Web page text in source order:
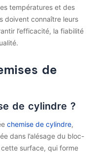
températures et des
doivent connaître leurs
l’efficacité, la fiabilité
de
de cylindre ?
chemise de cylindre,
dans l’alésage du bloc-
surface, qui forme